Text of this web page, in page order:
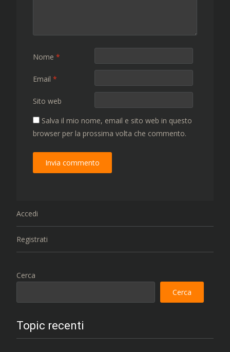
Nome *
Email *
Sito web
Salva il mio nome, email e sito web in questo
browser per la prossima volta che commento.
Accedi
Registrati
Cerca
Cerca
Topic recenti